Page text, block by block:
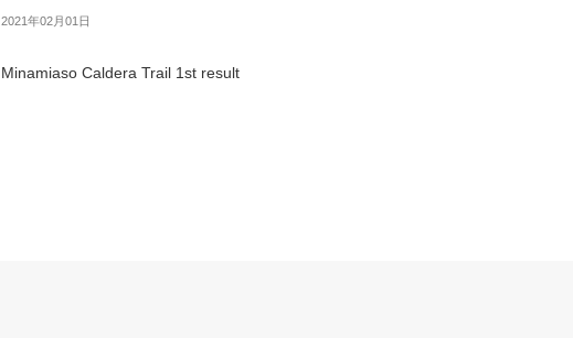
2021年02月01日
Minamiaso Caldera Trail 1st result